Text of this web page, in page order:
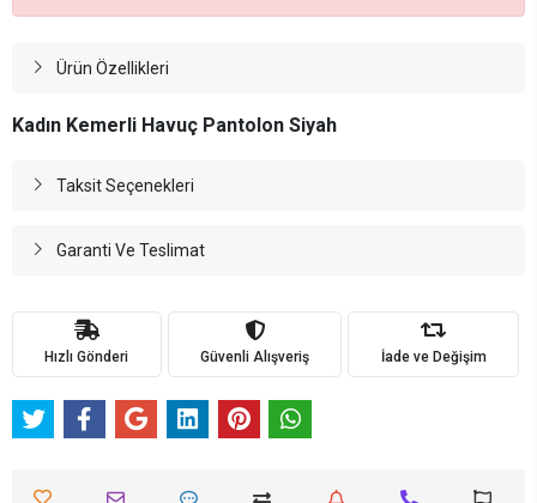
Ürün Özellikleri
Kadın Kemerli Havuç Pantolon Siyah
Taksit Seçenekleri
Garanti Ve Teslimat
Hızlı Gönderi Güvenli Alışveriş İade ve Değişim